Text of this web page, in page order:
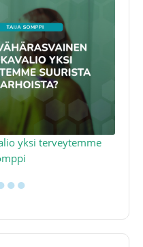
yksi terveytemme
●●